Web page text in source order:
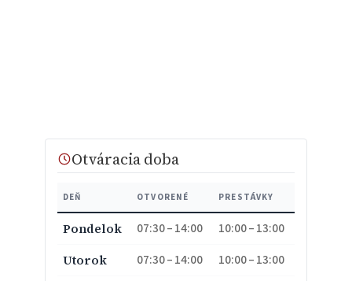
Otváracia doba
DEŇ OTVORENÉ PRESTÁVKY
Pondelok 07:30 – 14:00 10:00 – 13:00
Utorok 07:30 – 14:00 10:00 – 13:00